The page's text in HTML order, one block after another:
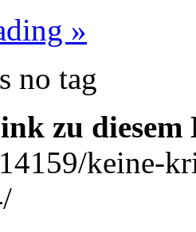
»
no tag
zu
keine-